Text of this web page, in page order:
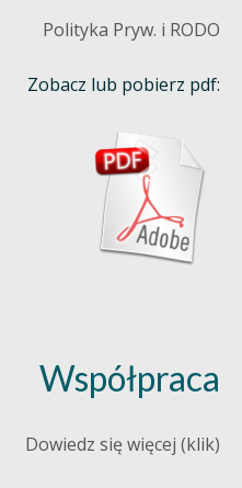
Polityka Pryw. i RODO
Zobacz lub pobierz pdf:
Współpraca
Dowiedz się więcej (klik)